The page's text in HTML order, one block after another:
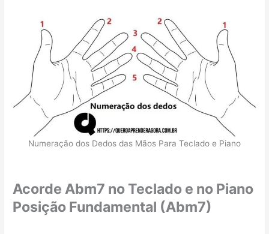
Numeração dos Dedos das Mãos Para Teclado e Piano
Acorde Abm7 no Teclado e no Piano
Posição Fundamental (Abm7)